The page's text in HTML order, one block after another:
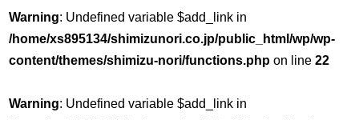
Warning: Undefined variable $add_link in
/home/xs895134/shimizunori.co.jp/public_html/wp/wp-
content/themes/shimizu-nori/functions.php on line22
Warning: Undefined variable $add_link in